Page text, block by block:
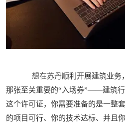
想在苏丹顺利开展建筑业务
那张至关重要的“入场券”——建筑
这个许可证，你需要准备的是一整
的项目可行、你的技术达标、并且